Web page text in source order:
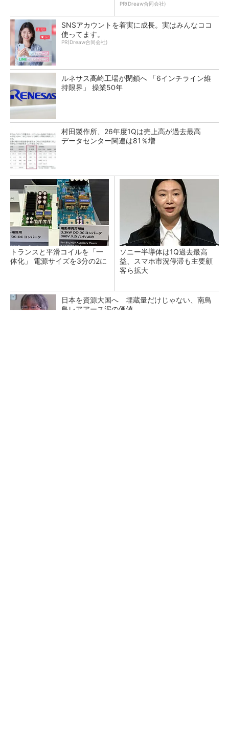
PR(Dreaw合同会社)
SNSアカウントを着実に成長。実はみんなココ
使ってます。
PR(Dreaw合同会社)
ルネサス高崎工場が閉鎖へ 「6インチライン維
持限界」 操業50年
村田製作所、26年度1Qは売上高が過去最高
データセンター関連は81％増
トランスと平滑コイルを「一
体化」 電源サイズを3分の2に
ソニー半導体は1Q過去最高
益、スマホ市況停滞も主要顧
客ら拡大
日本を資源大国へ 埋蔵量だけじゃない、南鳥
島レアアース泥の価値